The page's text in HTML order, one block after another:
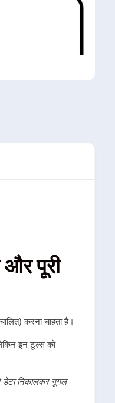
पूरी
करना चाहता है।
इन टूल्स को
डेटा निकालकर गूगल